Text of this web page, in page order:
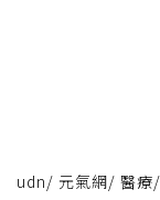
udn/ 元氣網/ 醫療/